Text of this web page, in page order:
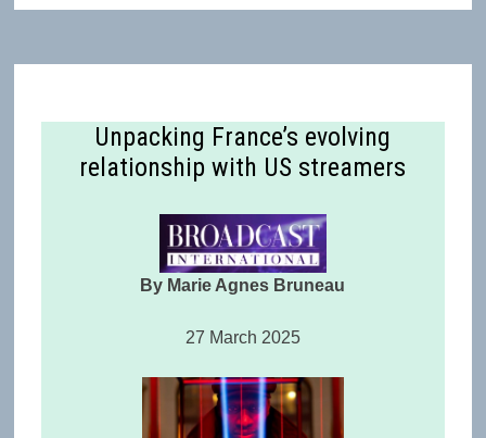
Unpacking France’s evolving
relationship with US streamers
By Marie Agnes Bruneau
27 March 2025